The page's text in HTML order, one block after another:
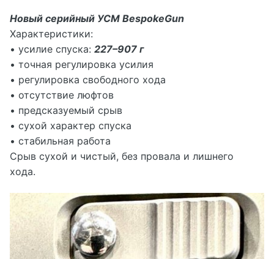
Новый серийный УСМ BespokeGun
Характеристики:
• усилие спуска: 227–907 г
• точная регулировка усилия
• регулировка свободного хода
• отсутствие люфтов
• предсказуемый срыв
• сухой характер спуска
• стабильная работа
Срыв сухой и чистый, без провала и лишнего
хода.